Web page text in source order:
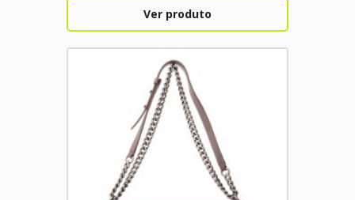
Ver produto